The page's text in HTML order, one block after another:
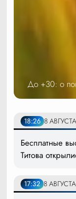
До +30: о
18:26 8 АВГУСТА
Бесплатные
Титова
17:32 8 АВГУСТА